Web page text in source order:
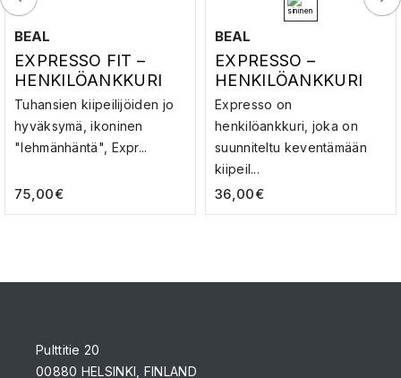
BEAL
EXPRESSO FIT –
HENKILÖANKKURI
Tuhansien kiipeilijöiden jo
hyväksymä, ikoninen
"lehmänhäntä", Expr...
75,00€
BEAL
EXPRESSO –
HENKILÖANKKURI
Expresso on
henkilöankkuri, joka on
suunniteltu keventämään
kiipeil...
36,00€
Pulttitie 20
00880 HELSINKI, FINLAND